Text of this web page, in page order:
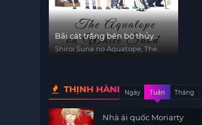
Bãi cát trắng bên bờ thủy
cung Aquatope
Shiroi Suna no Aquatope, The
THỊNH HÀNHNgày Tuần Tháng
Nhà ái quốc Moriarty